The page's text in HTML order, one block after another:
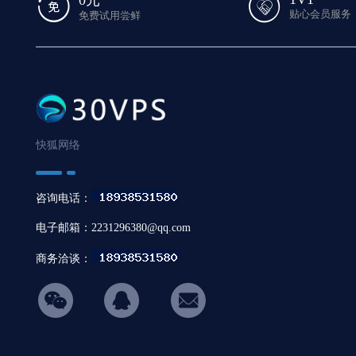
免费试用尝鲜 贴心会员服务
快狐网络
咨询电话：
电子邮箱：2231296380@qq.com
商务洽谈：
hicon34